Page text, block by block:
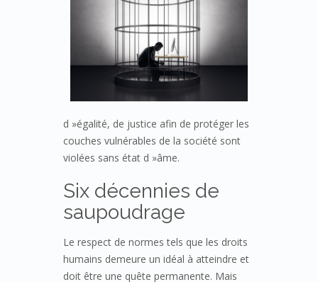
d »égalité, de justice afin de protéger les
couches vulnérables de la société sont
violées sans état d »âme.
Six décennies de
saupoudrage
Le respect de normes tels que les droits
humains demeure un idéal à atteindre et
doit être une quête permanente. Mais